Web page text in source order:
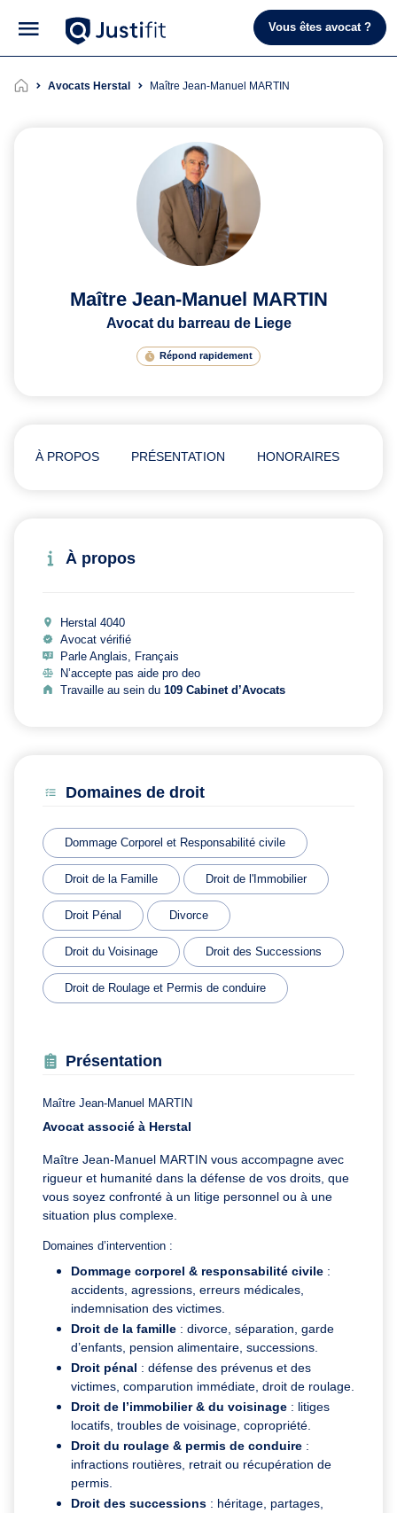
Vous êtes avocat ?
Avocats Herstal Maître Jean-Manuel MARTIN
Maître Jean-Manuel MARTIN
Avocat du barreau de Liege
Répond rapidement
À PROPOS PRÉSENTATION HONORAIRES
À propos
Herstal 4040
Avocat vérifié
Parle Anglais, Français
N’accepte pas aide pro deo
Travaille au sein du 109 Cabinet d’Avocats
Domaines de droit
Dommage Corporel et Responsabilité civile
Droit de la Famille Droit de l'Immobilier
Droit Pénal Divorce
Droit du Voisinage Droit des Successions
Droit de Roulage et Permis de conduire
Présentation
Maître Jean-Manuel MARTIN
Avocat associé à Herstal
Maître Jean-Manuel MARTIN vous accompagne avec
rigueur et humanité dans la défense de vos droits, que
vous soyez confronté à un litige personnel ou à une
situation plus complexe.
Domaines d’intervention :
Dommage corporel & responsabilité civile :
accidents, agressions, erreurs médicales,
indemnisation des victimes.
Droit de la famille : divorce, séparation, garde
d’enfants, pension alimentaire, successions.
Droit pénal : défense des prévenus et des
victimes, comparution immédiate, droit de roulage.
Droit de l’immobilier & du voisinage : litiges
locatifs, troubles de voisinage, copropriété.
Droit du roulage & permis de conduire :
infractions routières, retrait ou récupération de
permis.
Droit des successions : héritage, partages,